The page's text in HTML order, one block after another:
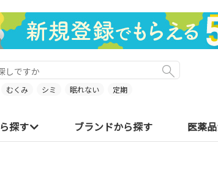
むくみ シミ 眠れない 定期
探す ブランドから探す 医薬